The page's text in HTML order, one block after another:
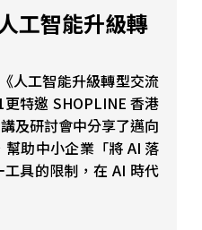
工智能升級轉
人工智能升級轉型交流
特邀 SHOPLINE 香港
及研討會中分享了邁向
幫助中小企業「將 AI 落
具的限制，在 AI 時代